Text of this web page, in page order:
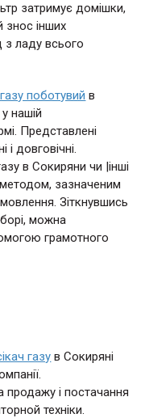
затримує домішки,
знос інших
з ладу всього
поботувий в
нашій
Представлені
і довговічні.
в Сокиряни чи |інші
зазначеним
Зіткнувшись
можна
грамотного
газу в Сокиряні
продажу і постачання
техніки.